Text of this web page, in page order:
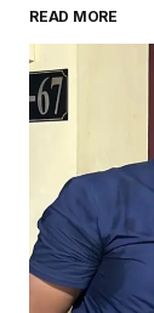
READ MORE